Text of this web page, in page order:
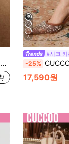
8
#시크 키
-25% CUCCOO TILAWA 여성용 뾰
17,590원